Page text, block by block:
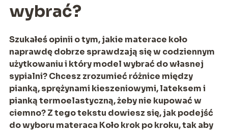
wybrać?
Szukałeś opinii o tym, jakie materace koło
naprawdę dobrze sprawdzają się w codziennym
użytkowaniu i który model wybrać do własnej
sypialni? Chcesz zrozumieć różnice między
pianką, sprężynami kieszeniowymi, lateksem i
pianką termoelastyczną, żeby nie kupować w
ciemno? Z tego tekstu dowiesz się, jak podejść
do wyboru materaca Koło krok po kroku, tak aby